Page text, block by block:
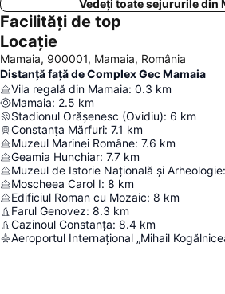
Vedeți toate sejururile din
Facilități de top
Locație
Mamaia, 900001, Mamaia, România
Distanță față de Complex Gec Mamaia
Vila regală din Mamaia: 0.3 km
Mamaia: 2.5 km
Stadionul Orășenesc (Ovidiu): 6 km
Constanța Mărfuri: 7.1 km
Muzeul Marinei Române: 7.6 km
Geamia Hunchiar: 7.7 km
Muzeul de Istorie Națională și Arheologie:
Moscheea Carol I: 8 km
Edificiul Roman cu Mozaic: 8 km
Farul Genovez: 8.3 km
Cazinoul Constanța: 8.4 km
Aeroportul Internațional „Mihail